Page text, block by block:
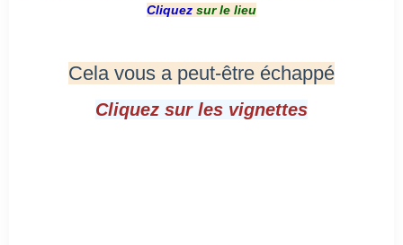
Cliquez sur le lieu
Cela vous a peut-être échappé
Cliquez sur les vignettes